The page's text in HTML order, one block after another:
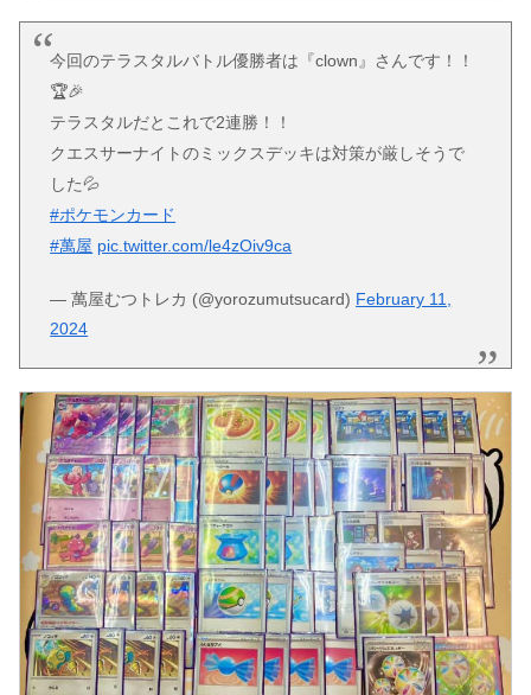
今回のテラスタルバトル優勝者は『clown』さんです！！
🏆🎉
テラスタルだとこれで2連勝！！
クエスサーナイトのミックスデッキは対策が厳しそうで
した💦
#ポケモンカード
#萬屋 pic.twitter.com/le4zOiv9ca
— 萬屋むつトレカ (@yorozumutsucard) February 11,
2024